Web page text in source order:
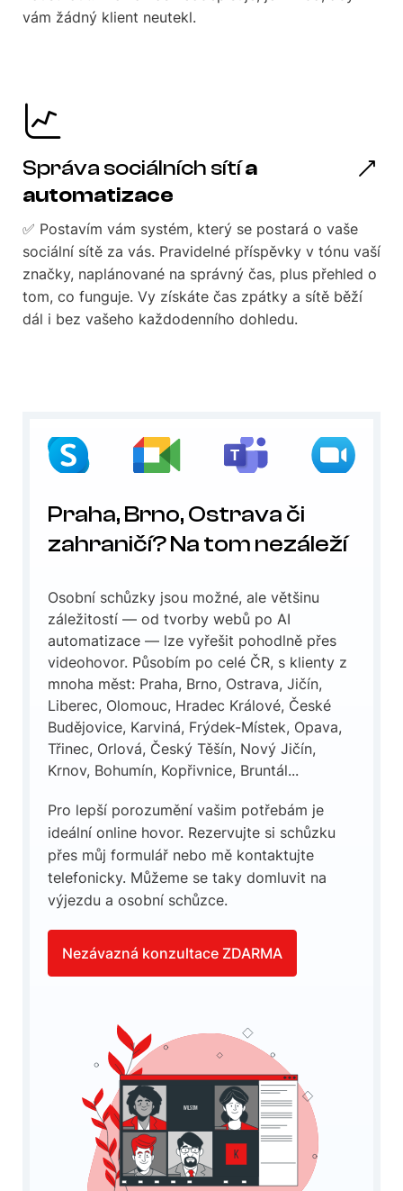
vám žádný klient neutekl.
Správa sociálních sítía
automatizace
✅ Postavím vám systém, který se postará o vaše
sociální sítě za vás. Pravidelné příspěvky v tónu vaší
značky, naplánované na správný čas, plus přehled o
tom, co funguje. Vy získáte čas zpátky a sítě běží
dál i bez vašeho každodenního dohledu.
Praha, Brno, Ostrava či
zahraničí? Na tom nezáleží
Osobní schůzky jsou možné, ale většinu
záležitostí — od tvorby webů po AI
automatizace — lze vyřešit pohodlně přes
videohovor. Působím po celé ČR, s klienty z
mnoha měst: Praha, Brno, Ostrava, Jičín,
Liberec, Olomouc, Hradec Králové, České
Budějovice, Karviná, Frýdek-Místek, Opava,
Třinec, Orlová, Český Těšín, Nový Jičín,
Krnov, Bohumín, Kopřivnice, Bruntál...
Pro lepší porozumění vašim potřebám je
ideální online hovor. Rezervujte si schůzku
přes můj formulář nebo mě kontaktujte
telefonicky. Můžeme se taky domluvit na
výjezdu a osobní schůzce.
Nezávazná konzultace ZDARMA